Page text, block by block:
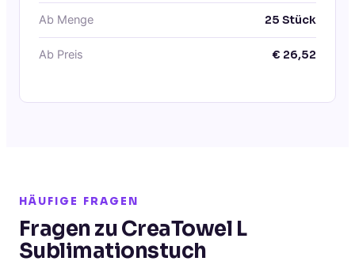
Ab Menge 25 Stück
Ab Preis € 26,52
HÄUFIGE FRAGEN
Fragen zu CreaTowel L
Sublimationstuch